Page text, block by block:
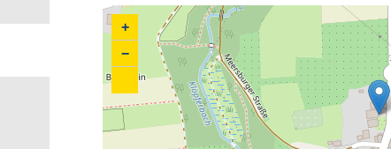
+
−